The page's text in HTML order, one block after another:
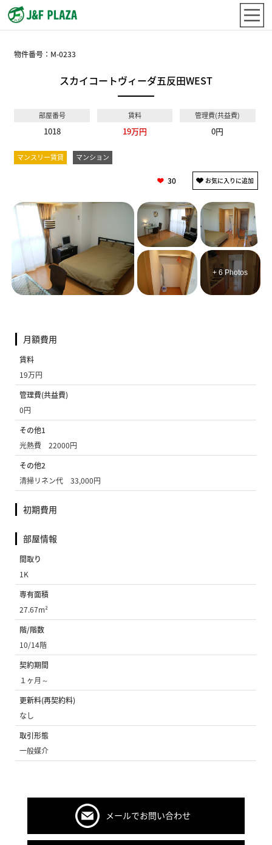
物件番号： M-0233
スカイコートヴィーダ五反田WEST
部屋番号
1018
賃料
19万円
管理費(共益費)
0円
マンスリー賃貸 マンション
30
+ 6 Photos
月額費用
賃料
19万円
管理費(共益費)
0円
その他1
光熱費 22000円
その他2
清掃リネン代 33,000円
初期費用
部屋情報
間取り
1K
専有面積
27.67m²
階/階数
10/14階
契約期間
１ヶ月～
更新料(再契約料)
なし
取引形態
一般媒介
メールでお問い合わせ